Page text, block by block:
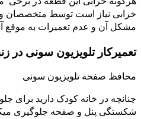
خرابی نیاز است توسط متخصصان
مشکل آن و عدم تعمیرات به موقع
تعمیرکار تلویزیون سونی در
محافظ صفحه تلویزیون سونی
چنانچه در خانه کودک دارید برای
شکستگی پنل و صفحه جلوگیری